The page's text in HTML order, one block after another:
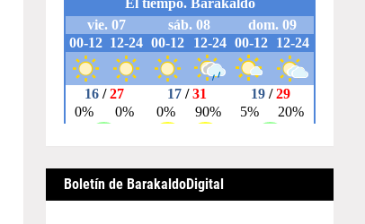
Boletín de BarakaldoDigital